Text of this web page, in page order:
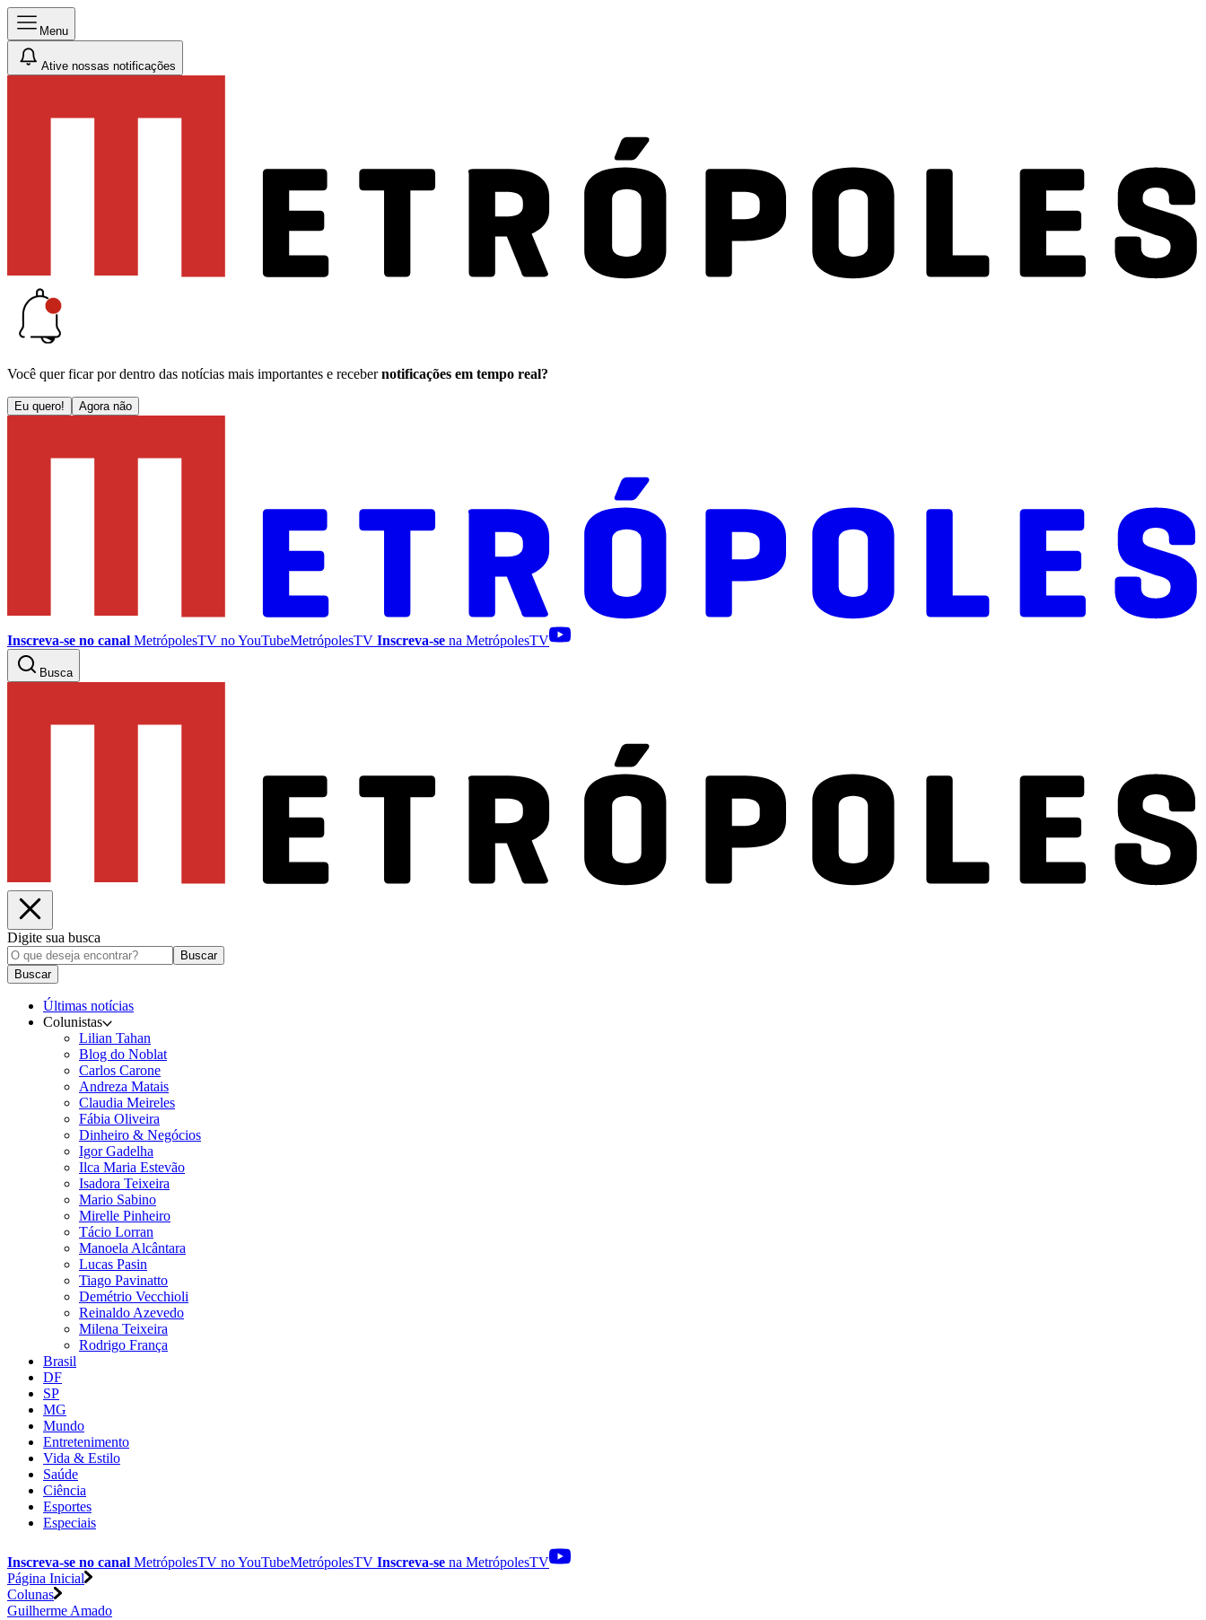
Menu
Ative nossas notificações
Você quer ficar por dentro das notícias mais importantes e receber notificações em tempo real?
Eu quero! Agora não
Inscreva-se no canal MetrópolesTV noYouTubeMetrópolesTV Inscreva-se na MetrópolesTV
Busca
Digite sua busca
Buscar
Buscar
Últimas notícias
Colunistas
Lilian Tahan
Blog do Noblat
Carlos Carone
Andreza Matais
Claudia Meireles
Fábia Oliveira
Dinheiro & Negócios
Igor Gadelha
Ilca Maria Estevão
Isadora Teixeira
Mario Sabino
Mirelle Pinheiro
Tácio Lorran
Manoela Alcântara
Lucas Pasin
Tiago Pavinatto
Demétrio Vecchioli
Reinaldo Azevedo
Milena Teixeira
Rodrigo França
Brasil
DF
SP
MG
Mundo
Entretenimento
Vida & Estilo
Saúde
Ciência
Esportes
Especiais
Inscreva-se no canal MetrópolesTV noYouTubeMetrópolesTV Inscreva-se na MetrópolesTV
Página Inicial
Colunas
Guilherme Amado